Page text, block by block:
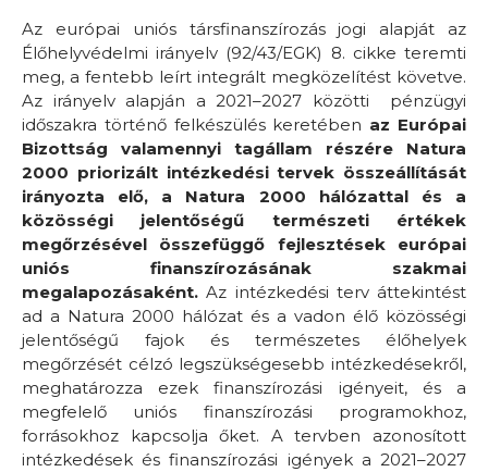
Az európai uniós társfinanszírozás jogi alapját az
Élőhelyvédelmi irányelv (92/43/EGK) 8. cikke teremti
meg, a fentebb leírt integrált megközelítést követve.
Az irányelv alapján a 2021–2027 közötti pénzügyi
időszakra történő felkészülés keretében az Európai
Bizottság valamennyi tagállam részére Natura
2000 priorizált intézkedési tervek összeállítását
irányozta elő, a Natura 2000 hálózattal és a
közösségi jelentőségű természeti értékek
megőrzésével összefüggő fejlesztések európai
uniós finanszírozásának szakmai
megalapozásaként. Az intézkedési terv áttekintést
ad a Natura 2000 hálózat és a vadon élő közösségi
jelentőségű fajok és természetes élőhelyek
megőrzését célzó legszükségesebb intézkedésekről,
meghatározza ezek finanszírozási igényeit, és a
megfelelő uniós finanszírozási programokhoz,
forrásokhoz kapcsolja őket. A tervben azonosított
intézkedések és finanszírozási igények a 2021–2027